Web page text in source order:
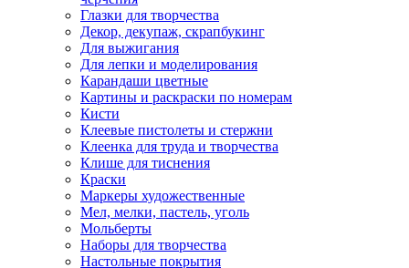
Глазки для творчества
Декор, декупаж, скрапбукинг
Для выжигания
Для лепки и моделирования
Карандаши цветные
Картины и раскраски по номерам
Кисти
Клеевые пистолеты и стержни
Клеенка для труда и творчества
Клише для тиснения
Краски
Маркеры художественные
Мел, мелки, пастель, уголь
Мольберты
Наборы для творчества
Настольные покрытия